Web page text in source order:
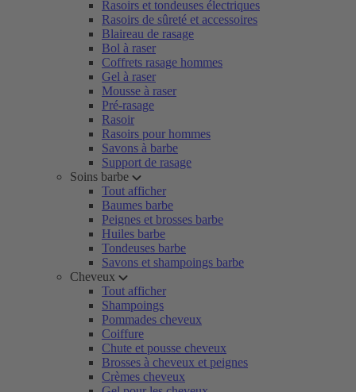
Rasoirs et tondeuses électriques
Rasoirs de sûreté et accessoires
Blaireau de rasage
Bol à raser
Coffrets rasage hommes
Gel à raser
Mousse à raser
Pré-rasage
Rasoir
Rasoirs pour hommes
Savons à barbe
Support de rasage
Soins barbe
Tout afficher
Baumes barbe
Peignes et brosses barbe
Huiles barbe
Tondeuses barbe
Savons et shampoings barbe
Cheveux
Tout afficher
Shampoings
Pommades cheveux
Coiffure
Chute et pousse cheveux
Brosses à cheveux et peignes
Crèmes cheveux